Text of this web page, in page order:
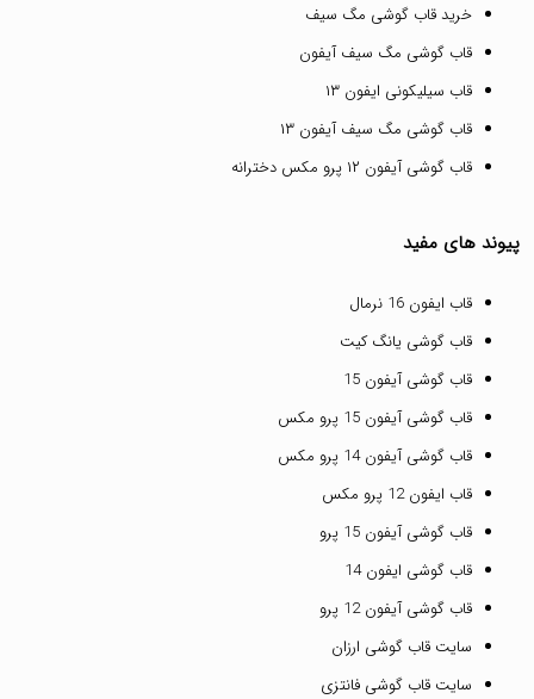
خرید قاب گوشی مگ سیف
قاب گوشی مگ سیف آیفون
قاب سیلیکونی ایفون ۱۳
قاب گوشی مگ سیف آیفون ۱۳
قاب گوشی آیفون ۱۲ پرو مکس دخترانه
پیوند های مفید
قاب ایفون 16 نرمال
قاب گوشی یانگ کیت
قاب گوشی آیفون 15
قاب گوشی آیفون 15 پرو مکس
قاب گوشی آیفون 14 پرو مکس
قاب ایفون 12 پرو مکس
قاب گوشی آیفون 15 پرو
قاب گوشی ایفون 14
قاب گوشی آیفون 12 پرو
سایت قاب گوشی ارزان
سایت قاب گوشی فانتزی